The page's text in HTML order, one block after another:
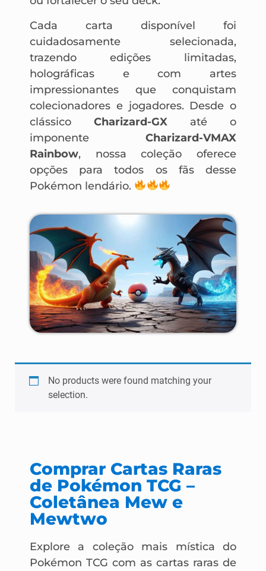
Cada carta disponível foi
cuidadosamente selecionada,
trazendo edições limitadas,
holográficas e com artes
impressionantes que conquistam
colecionadores e jogadores. Desde o
clássico Charizard-GX até o
imponente Charizard-VMAX
Rainbow, nossa coleção oferece
opções para todos os fãs desse
Pokémon lendário.
No products were found matching your
selection.
Comprar Cartas Raras
de Pokémon TCG –
Coletânea Mew e
Mewtwo
Explore a coleção mais mística do
Pokémon TCG com as cartas raras de